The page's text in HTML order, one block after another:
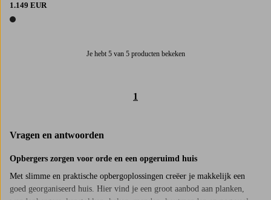
1.149 EUR
1 kleur
Je hebt 5 van 5 producten bekeken
1
Vragen en antwoorden
Opbergers zorgen voor orde en een opgeruimd huis
Met slimme en praktische opbergoplossingen creëer je makkelijk een
goed georganiseerd huis. Hier vind je een groot aanbod aan planken,